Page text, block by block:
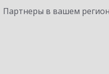
Партнеры в вашем